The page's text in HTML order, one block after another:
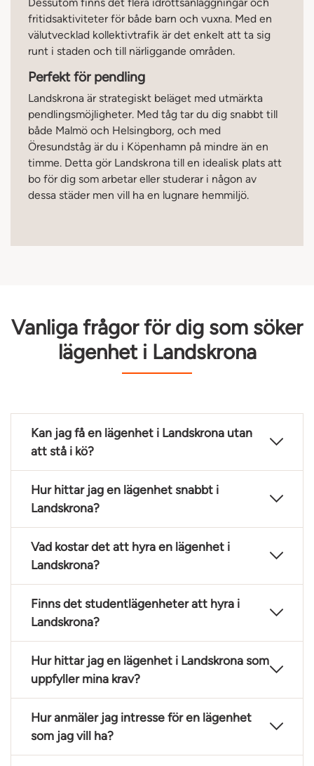
fritidsaktiviteter för både barn och vuxna. Med en
välutvecklad kollektivtrafik är det enkelt att ta sig
runt i staden och till närliggande områden.
Perfekt för pendling
Landskrona är strategiskt beläget med utmärkta
pendlingsmöjligheter. Med tåg tar du dig snabbt till
både Malmö och Helsingborg, och med
Öresundståg är du i Köpenhamn på mindre än en
timme. Detta gör Landskrona till en idealisk plats att
bo för dig som arbetar eller studerar i någon av
dessa städer men vill ha en lugnare hemmiljö.
Vanliga frågor för dig som söker
lägenhet i Landskrona
Kan jag få en lägenhet i Landskrona utan
att stå i kö?
Hur hittar jag en lägenhet snabbt i
Landskrona?
Vad kostar det att hyra en lägenhet i
Landskrona?
Finns det studentlägenheter att hyra i
Landskrona?
Hur hittar jag en lägenhet i Landskrona som
uppfyller mina krav?
Hur anmäler jag intresse för en lägenhet
som jag vill ha?